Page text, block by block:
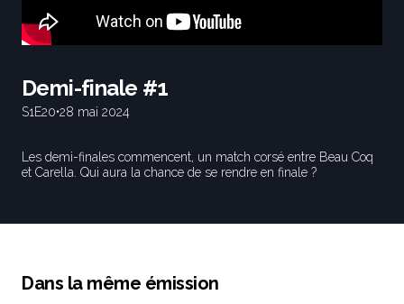
Demi-finale #1
S1 E20•28 mai 2024
Les demi-finales commencent, un match corsé entre Beau Coq
et Carella. Qui aura la chance de se rendre en finale ?
Dans la même émission